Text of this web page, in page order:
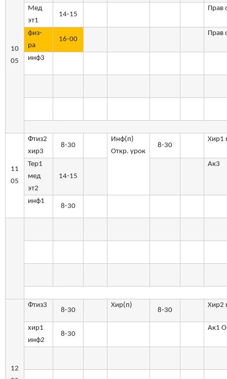
10
05
Мед
эт1
14-15
Прав
физ-
ра
16-00
Прав
инф3
11
05
Фтиз2
хир3
8-30
Инф(п)
Откр. урок
8-30
Хир1
Тер1
мед
эт2
14-15
Ак3
инф1
8-30
12
Фтиз3
8-30
Хир(п)
8-30
Хир2
хир1
инф2
8-30
Ак1